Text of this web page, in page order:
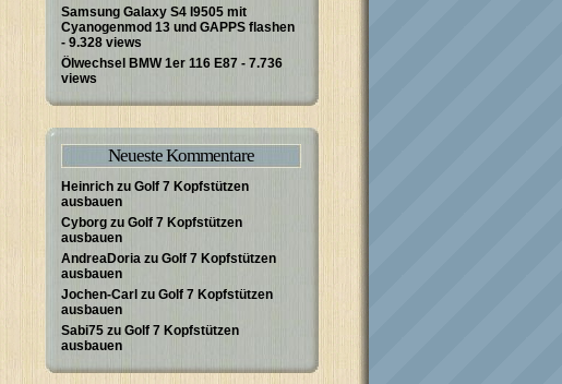
Samsung Galaxy S4 I9505 mit
Cyanogenmod 13 und GAPPS flashen
- 9.328 views
Ölwechsel BMW 1er 116 E87 - 7.736
views
Neueste Kommentare
Heinrich zu Golf 7 Kopfstützen
ausbauen
Cyborg zu Golf 7 Kopfstützen
ausbauen
AndreaDoria zu Golf 7 Kopfstützen
ausbauen
Jochen-Carl zu Golf 7 Kopfstützen
ausbauen
Sabi75 zu Golf 7 Kopfstützen
ausbauen